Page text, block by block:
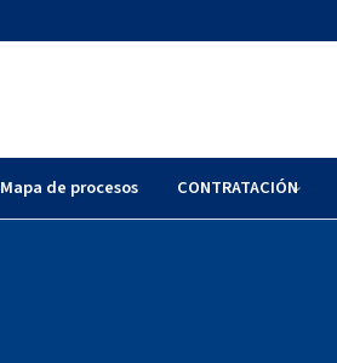
Mapa de procesos CONTRATACIÓN